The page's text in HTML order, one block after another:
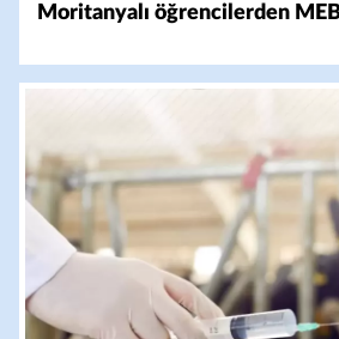
Moritanyalı öğrencilerden